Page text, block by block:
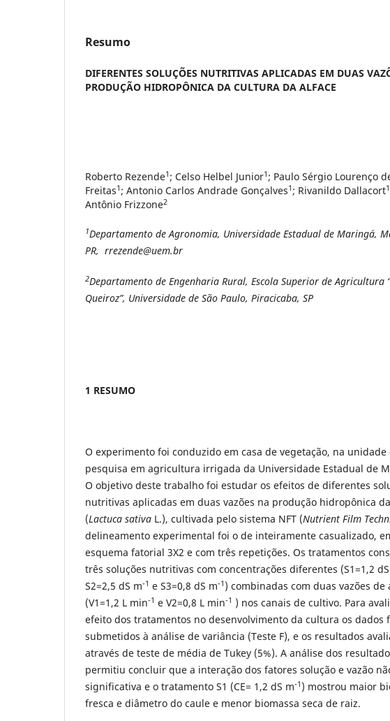
Resumo
DIFERENTES SOLUÇÕES NUTRITIVAS APLICADAS EM DUAS
PRODUÇÃO HIDROPÔNICA DA CULTURA DA ALFACE
Roberto Rezende1 ; Celso Helbel Junior1 ; Paulo Sérgio Lourenço
Freitas1 ; Antonio Carlos Andrade Gonçalves1 ; Rivanildo Dallacort1
Antônio Frizzone2
1Departamento de Agronomia, Universidade Estadual de Maringá,
PR, rrezende@uem.br
2Departamento de Engenharia Rural, Escola Superior de Agricultura
Queiroz”, Universidade de São Paulo, Piracicaba, SP
1 RESUMO
O experimento foi conduzido em casa de vegetação, na unidade
pesquisa em agricultura irrigada da Universidade Estadual de
O objetivo deste trabalho foi estudar os efeitos de diferentes
nutritivas aplicadas em duas vazões na produção hidropônica
(Lactuca sativa L.), cultivada pelo sistema NFT (Nutrient Film
delineamento experimental foi o de inteiramente casualizado,
esquema fatorial 3X2 e com três repetições. Os tratamentos
três soluções nutritivas com concentrações diferentes (S1=1,2
S2=2,5 dS m-1 e S3=0,8 dS m-1 ) combinadas com duas vazões de
(V1=1,2 L min-1 e V2=0,8 L min-1 ) nos canais de cultivo. Para
efeito dos tratamentos no desenvolvimento da cultura os dados
submetidos à análise de variância (Teste F), e os resultados
através de teste de média de Tukey (5%). A análise dos
permitiu concluir que a interação dos fatores solução e vazão
significativa e o tratamento S1 (CE= 1,2 dS m-1 ) mostrou maior
fresca e diâmetro do caule e menor biomassa seca de raiz.